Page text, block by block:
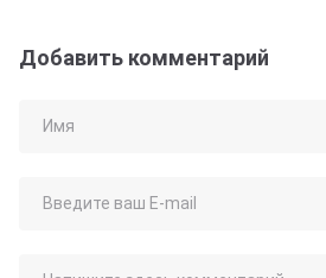
Добавить комментарий